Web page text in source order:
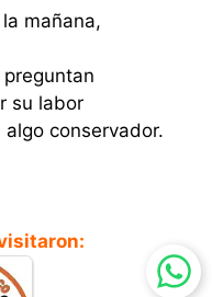
mañana,
su labor
conservador.